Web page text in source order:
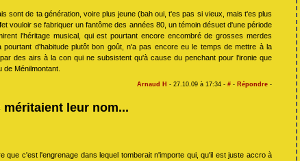
sont de ta génération, voire plus jeune (bah oui, t'es pas si vieux, mais t'es plus
vouloir se fabriquer un fantôme des années 80, un témoin désuet d'une période
l'héritage musical, qui est pourtant encore encombré de grosses merdes
d'habitude plutôt bon goût, n'a pas encore eu le temps de mettre à la
des airs à la con qui ne subsistent qu'à cause du penchant pour l'ironie que
Ménilmontant.
Arnaud H - 27.10.09 à 17:34 - # - Répondre -
leur nom...
que c'est l'engrenage dans lequel tomberait n'importe qui, qu'il est juste accro à